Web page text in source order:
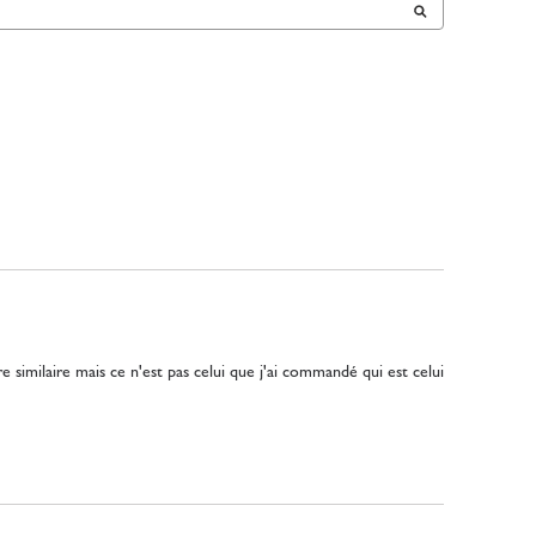
mais ce n'est pas celui que j'ai commandé qui est celui